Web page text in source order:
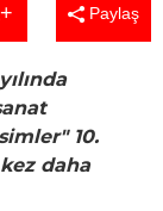
Paylaş
10.
daha